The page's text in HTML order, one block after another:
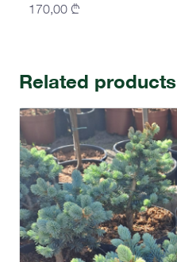
170,00 ₾
Related products